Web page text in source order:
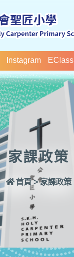
Instagram EClass
家課政策
首頁 > 家課政策